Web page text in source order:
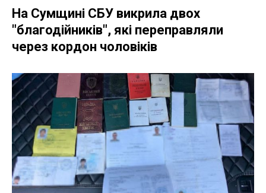
На Сумщині СБУ викрила двох
"благодійників", які переправляли
через кордон чоловіків